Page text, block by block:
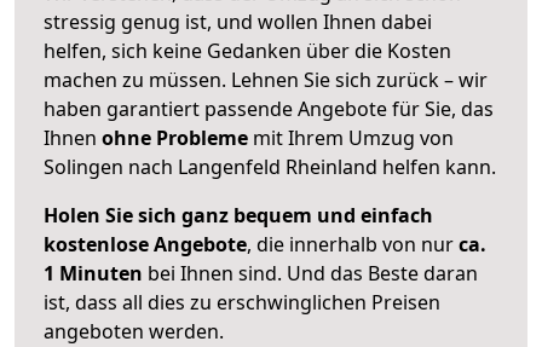
stressig genug ist, und wollen Ihnen dabei
helfen, sich keine Gedanken über die Kosten
machen zu müssen. Lehnen Sie sich zurück – wir
haben garantiert passende Angebote für Sie, das
Ihnen ohne Probleme mit Ihrem Umzug von
Solingen nach Langenfeld Rheinland helfen kann.
Holen Sie sich ganz bequem und einfach
kostenlose Angebote, die innerhalb von nurca.
1 Minuten bei Ihnen sind. Und das Beste daran
ist, dass all dies zu erschwinglichen Preisen
angeboten werden.